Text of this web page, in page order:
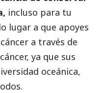
incluso para tu
lugar a que apoyes
a través de
, ya que sus
oceánica,